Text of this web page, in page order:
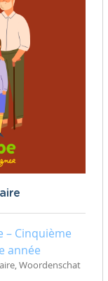
– Cinquième
année
Woordenschat